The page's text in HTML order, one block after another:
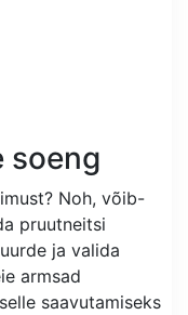
soeng
Noh, võib-
pruutneitsi
ja valida
armsad
saavutamiseks